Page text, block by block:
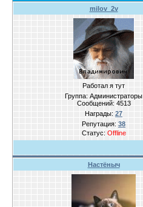
milov_2v
Работал я тут
Группа: Администраторы
Сообщений: 4513
Награды: 27
Репутация: 38
Статус: Offline
Настёныч